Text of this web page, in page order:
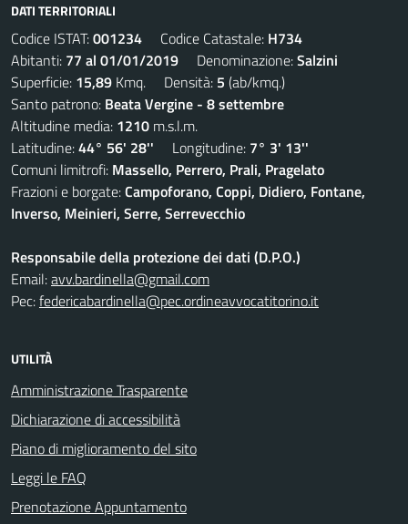
DATI TERRITORIALI
Codice ISTAT:001234 Codice Catastale: H734
Abitanti: 77 al 01/01/2019 Denominazione:Salzini
Superficie: 15,89 Kmq. Densità: 5 (ab/kmq.)
Santo patrono: Beata Vergine - 8 settembre
Altitudine media: 1210 m.s.l.m.
Latitudine:44° 56' 28'' Longitudine: 7° 3' 13''
Comuni limitrofi: Massello, Perrero, Prali, Pragelato
Frazioni e borgate:Campoforano, Coppi, Didiero, Fontane,
Inverso, Meinieri, Serre, Serrevecchio
Responsabile della protezione dei dati (D.P.O.)
Email:avv.bardinella@gmail.com
Pec:federicabardinella@pec.ordineavvocatitorino.it
UTILITÀ
Amministrazione Trasparente
Dichiarazione di accessibilità
Piano di miglioramento del sito
Leggi le FAQ
Prenotazione Appuntamento